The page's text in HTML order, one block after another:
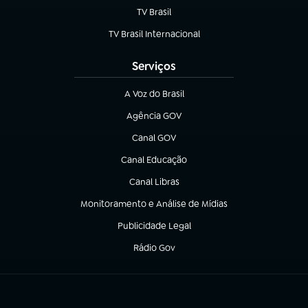
TV Brasil
(abre em nova aba)
TV Brasil Internacional
(abre em nova aba)
Serviços
A Voz do Brasil
(abre em nova aba)
Agência GOV
(abre em nova aba)
Canal GOV
(abre em nova aba)
Canal Educação
(abre em nova aba)
Canal Libras
(abre em nova aba)
Monitoramento e Análise de Mídias
(abre em nova aba)
Publicidade Legal
(abre em nova aba)
Rádio Gov
(abre em nova aba)